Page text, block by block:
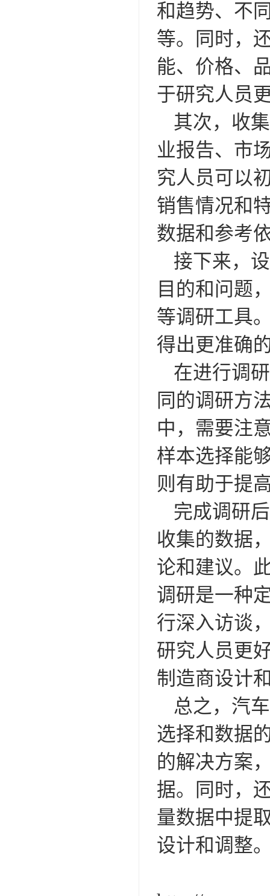
和趋势、不
等。同时，
能、价格、
于研究人员
其次，收
业报告、市
究人员可以
销售情况和
数据和参考
接下来，
目的和问题
等调研工具
得出更准确
在进行调
同的调研方
中，需要注
样本选择能
则有助于提
完成调研
收集的数据
论和建议。
调研是一种
行深入访谈
研究人员更
制造商设计
总之，汽
选择和数据
的解决方案
据。同时，
量数据中提
设计和调整